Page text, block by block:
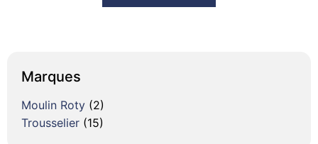
Marques
Moulin Roty (2)
Trousselier (15)